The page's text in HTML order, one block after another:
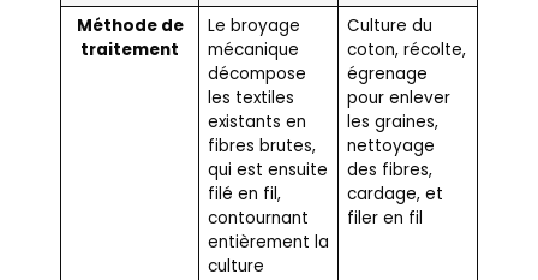
Méthode de
traitement
Le broyage
mécanique
décompose
les textiles
existants en
fibres brutes,
qui est ensuite
filé en fil,
contournant
entièrement la
culture
Culture du
coton, récolte,
égrenage
pour enlever
les graines,
nettoyage
des fibres,
cardage, et
filer en fil